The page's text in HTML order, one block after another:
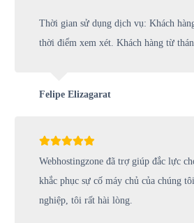
Thời gian sử dụng dịch vụ: Khách
thời điểm xem xét. Khách hàng từ
Felipe Elizagarat
Webhostingzone đã trợ giúp đắc lực
khắc phục sự cố máy chủ của chúng
nghiệp, tôi rất hài lòng.